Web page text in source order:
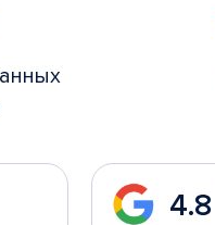
4.8